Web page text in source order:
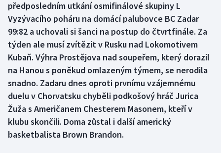
Curling
Dostihy
Florbal
Futsal
Golf
Gymnastika
předposledním utkání osmifinálové skupiny L
Vyzývacího poháru na domácí palubovce BC Zadar
99:82 a uchovali si šanci na postup do čtvrtfinále. Za
týden ale musí zvítězit v Rusku nad Lokomotivem
Kubaň. Výhra Prostějova nad soupeřem, který dorazil
na Hanou s poněkud omlazeným týmem, se nerodila
snadno. Zadaru dnes oproti prvnímu vzájemnému
duelu v Chorvatsku chyběli podkošový hráč Jurica
Žuža s Američanem Chesterem Masonem, kteří v
klubu skončili. Doma zůstal i další americký
basketbalista Brown Brandon.